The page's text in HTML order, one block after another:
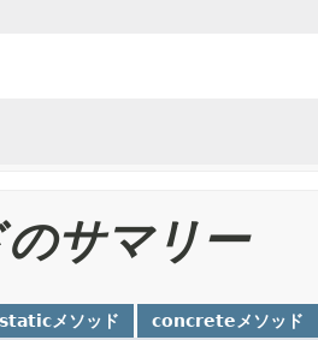
サマリー
staticメソッド concreteメソッド